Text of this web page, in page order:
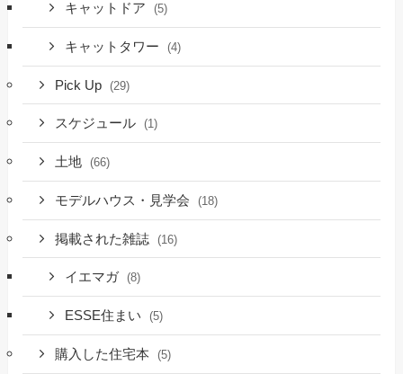
キャットドア (5)
キャットタワー (4)
Pick Up (29)
スケジュール (1)
土地 (66)
モデルハウス・見学会 (18)
掲載された雑誌 (16)
イエマガ (8)
ESSE住まい (5)
購入した住宅本 (5)